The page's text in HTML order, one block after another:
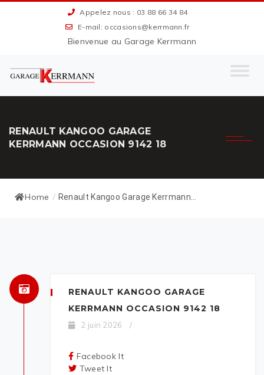
Appelez nous : 03 88 66 34 84
E-mail: occasions@kerrmann.fr
Bienvenue au Garage Kerrmann
RENAULT KANGOO GARAGE
KERRMANN OCCASION 9142 18
Home / Renault Kangoo Garage Kerrmann...
RENAULT KANGOO GARAGE
KERRMANN OCCASION 9142 18
2 juin 2026 /
Facebook It
Tweet It